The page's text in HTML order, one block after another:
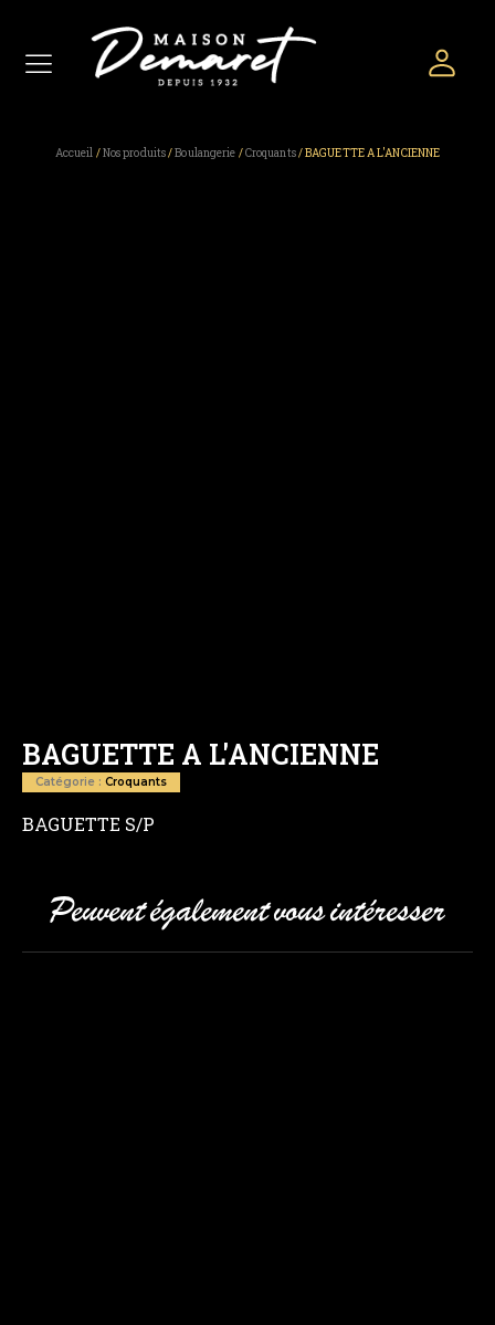
Accueil /Nos produits/Boulangerie /Croquants/ BAGUETTE A L'ANCIENNE
BAGUETTE A L'ANCIENNE
Catégorie : Croquants
BAGUETTE S/P
Peuvent également vous intéresser